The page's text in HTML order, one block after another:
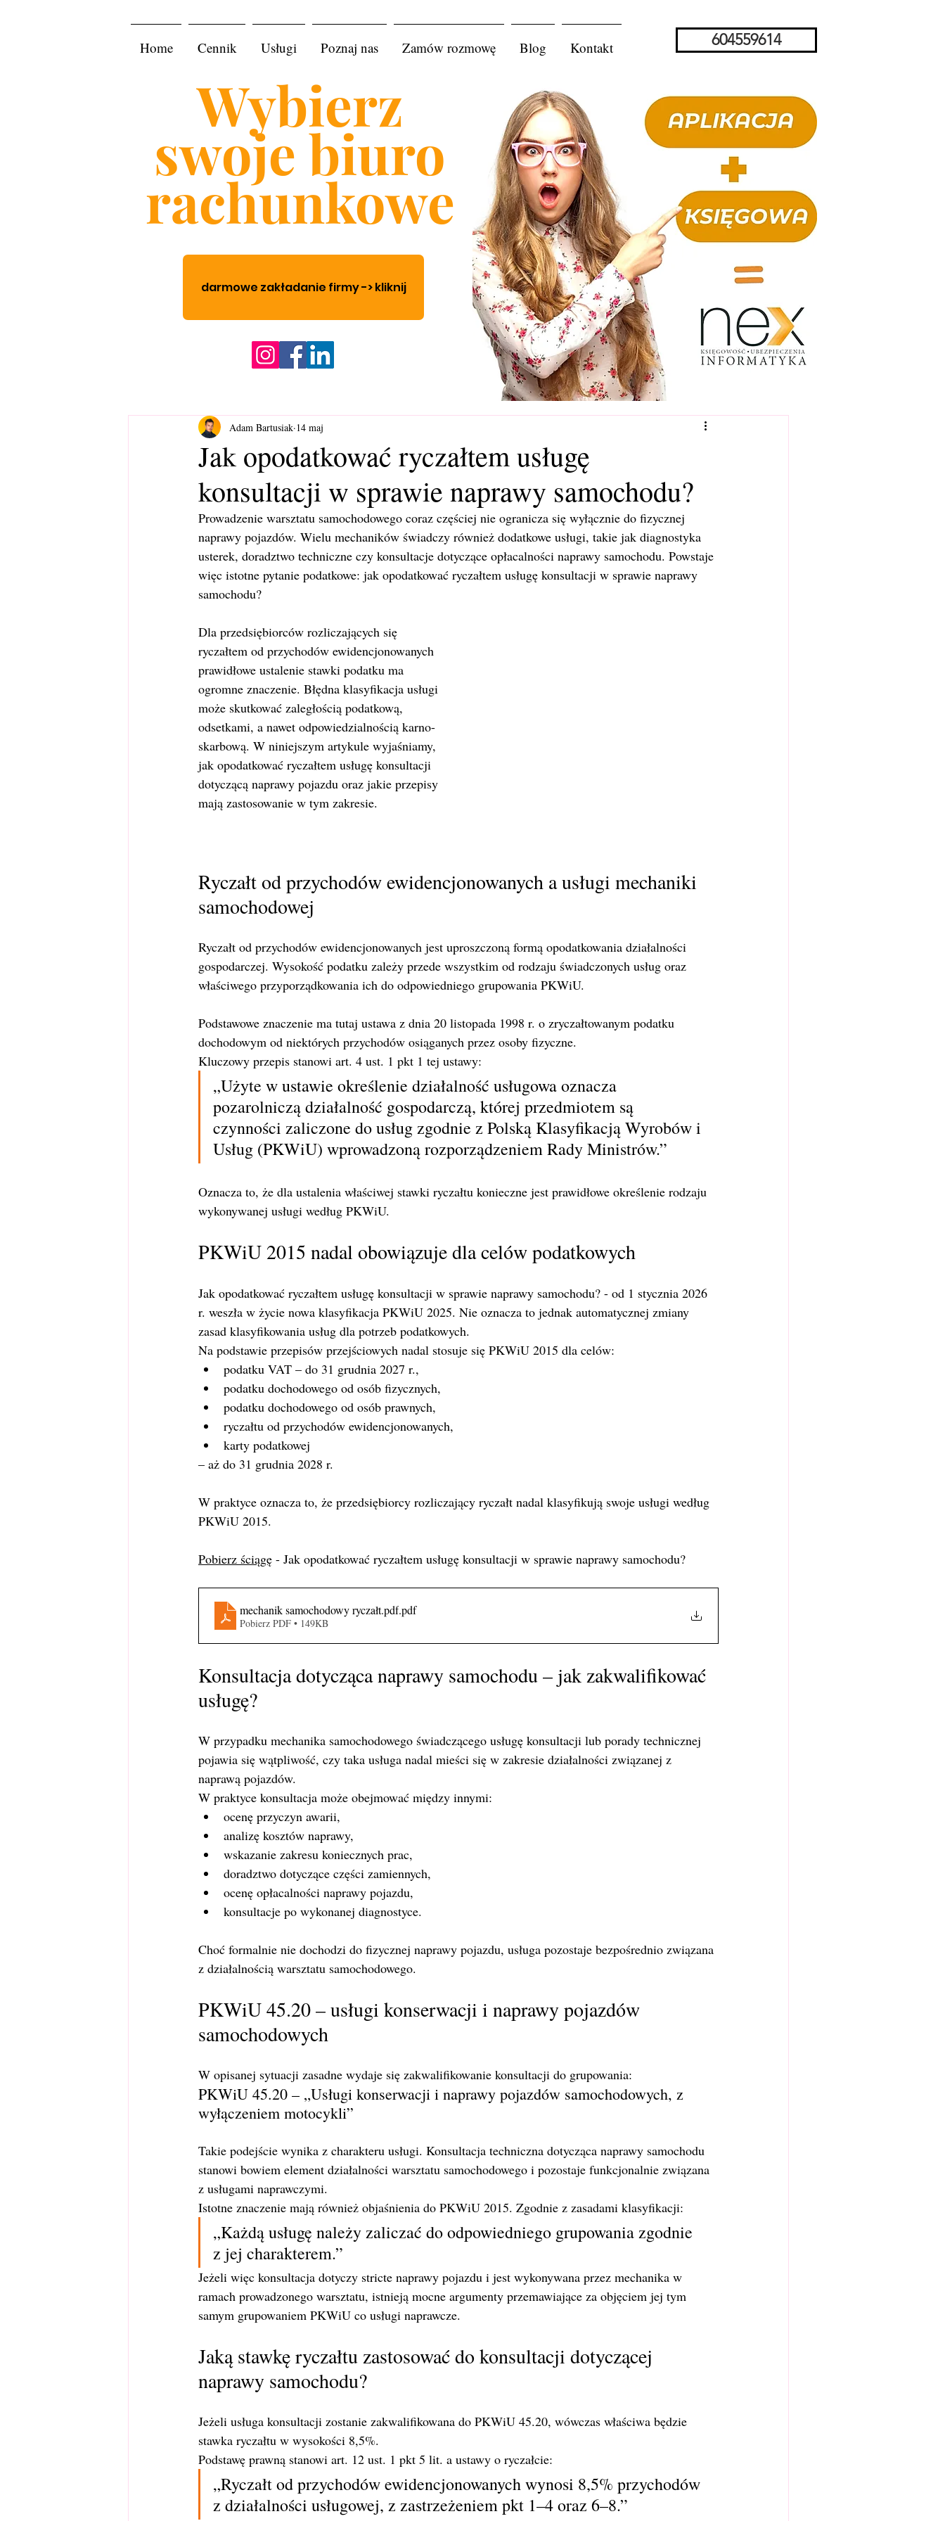
Home Cennik Usługi Poznaj nas Zamów rozmowę Blog Kontakt 604559614
Wybierz
swoje biuro
rachunkowe
darmowe zakładanie firmy -> kliknij
Jak opodatkować ryczałtem usługę
konsultacji w sprawie naprawy samochodu?
Adam Bartusiak 14 maj
Prowadzenie warsztatu samochodowego coraz częściej nie ogranicza się wyłącznie do fizycznej
naprawy pojazdów. Wielu mechaników świadczy również dodatkowe usługi, takie jak diagnostyka
usterek, doradztwo techniczne czy konsultacje dotyczące opłacalności naprawy samochodu. Powstaje
więc istotne pytanie podatkowe: jak opodatkować ryczałtem usługę konsultacji w sprawie naprawy
samochodu?
Dla przedsiębiorców rozliczających się
ryczałtem od przychodów ewidencjonowanych
prawidłowe ustalenie stawki podatku ma
ogromne znaczenie. Błędna klasyfikacja usługi
może skutkować zaległością podatkową,
odsetkami, a nawet odpowiedzialnością karno-
skarbową. W niniejszym artykule wyjaśniamy,
jak opodatkować ryczałtem usługę konsultacji
dotyczącą naprawy pojazdu oraz jakie przepisy
mają zastosowanie w tym zakresie.
Ryczałt od przychodów ewidencjonowanych a usługi mechaniki
samochodowej
Ryczałt od przychodów ewidencjonowanych jest uproszczoną formą opodatkowania działalności
gospodarczej. Wysokość podatku zależy przede wszystkim od rodzaju świadczonych usług oraz
właściwego przyporządkowania ich do odpowiedniego grupowania PKWiU.
Podstawowe znaczenie ma tutaj ustawa z dnia 20 listopada 1998 r. o zryczałtowanym podatku
dochodowym od niektórych przychodów osiąganych przez osoby fizyczne.
Kluczowy przepis stanowi art. 4 ust. 1 pkt 1 tej ustawy:
„Użyte w ustawie określenie działalność usługowa oznacza
pozarolniczą działalność gospodarczą, której przedmiotem są
czynności zaliczone do usług zgodnie z Polską Klasyfikacją Wyrobów i
Usług (PKWiU) wprowadzoną rozporządzeniem Rady Ministrów.”
Oznacza to, że dla ustalenia właściwej stawki ryczałtu konieczne jest prawidłowe określenie rodzaju
wykonywanej usługi według PKWiU.
PKWiU 2015 nadal obowiązuje dla celów podatkowych
Jak opodatkować ryczałtem usługę konsultacji w sprawie naprawy samochodu? - od 1 stycznia 2026
r. weszła w życie nowa klasyfikacja PKWiU 2025. Nie oznacza to jednak automatycznej zmiany
zasad klasyfikowania usług dla potrzeb podatkowych.
Na podstawie przepisów przejściowych nadal stosuje się PKWiU 2015 dla celów:
podatku VAT – do 31 grudnia 2027 r.,
podatku dochodowego od osób fizycznych,
podatku dochodowego od osób prawnych,
ryczałtu od przychodów ewidencjonowanych,
karty podatkowej
– aż do 31 grudnia 2028 r.
W praktyce oznacza to, że przedsiębiorcy rozliczający ryczałt nadal klasyfikują swoje usługi według
PKWiU 2015.
Pobierz ściągę - Jak opodatkować ryczałtem usługę konsultacji w sprawie naprawy samochodu?
mechanik samochodowy ryczałt.pdf.pdf
Pobierz PDF • 149KB
Konsultacja dotycząca naprawy samochodu – jak zakwalifikować
usługę?
W przypadku mechanika samochodowego świadczącego usługę konsultacji lub porady technicznej
pojawia się wątpliwość, czy taka usługa nadal mieści się w zakresie działalności związanej z
naprawą pojazdów.
W praktyce konsultacja może obejmować między innymi:
ocenę przyczyn awarii,
analizę kosztów naprawy,
wskazanie zakresu koniecznych prac,
doradztwo dotyczące części zamiennych,
ocenę opłacalności naprawy pojazdu,
konsultacje po wykonanej diagnostyce.
Choć formalnie nie dochodzi do fizycznej naprawy pojazdu, usługa pozostaje bezpośrednio związana
z działalnością warsztatu samochodowego.
PKWiU 45.20 – usługi konserwacji i naprawy pojazdów
samochodowych
W opisanej sytuacji zasadne wydaje się zakwalifikowanie konsultacji do grupowania:
PKWiU 45.20 – „Usługi konserwacji i naprawy pojazdów samochodowych, z
wyłączeniem motocykli”
Takie podejście wynika z charakteru usługi. Konsultacja techniczna dotycząca naprawy samochodu
stanowi bowiem element działalności warsztatu samochodowego i pozostaje funkcjonalnie związana
z usługami naprawczymi.
Istotne znaczenie mają również objaśnienia do PKWiU 2015. Zgodnie z zasadami klasyfikacji:
„Każdą usługę należy zaliczać do odpowiedniego grupowania zgodnie
z jej charakterem.”
Jeżeli więc konsultacja dotyczy stricte naprawy pojazdu i jest wykonywana przez mechanika w
ramach prowadzonego warsztatu, istnieją mocne argumenty przemawiające za objęciem jej tym
samym grupowaniem PKWiU co usługi naprawcze.
Jaką stawkę ryczałtu zastosować do konsultacji dotyczącej
naprawy samochodu?
Jeżeli usługa konsultacji zostanie zakwalifikowana do PKWiU 45.20, wówczas właściwa będzie
stawka ryczałtu w wysokości 8,5%.
Podstawę prawną stanowi art. 12 ust. 1 pkt 5 lit. a ustawy o ryczałcie:
„Ryczałt od przychodów ewidencjonowanych wynosi 8,5% przychodów
z działalności usługowej, z zastrzeżeniem pkt 1–4 oraz 6–8.”